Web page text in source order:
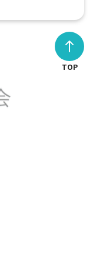
TOP